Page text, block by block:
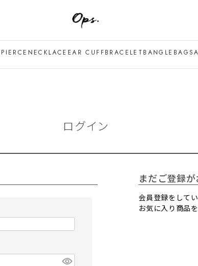
PIERCE NECKLACE EAR CUFFBRACELET BANGLE BAG
ログイン
まだご登録
会員登録をして
お気に入り商品